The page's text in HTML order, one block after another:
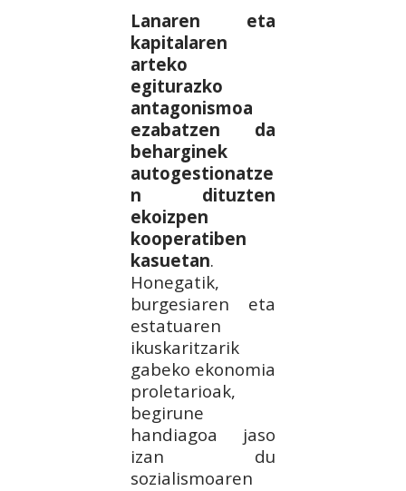
Lanaren eta
kapitalaren
arteko
egiturazko
antagonismoa
ezabatzen da
beharginek
autogestionatze
n dituzten
ekoizpen
kooperatiben
kasuetan.
Honegatik,
burgesiaren eta
estatuaren
ikuskaritzarik
gabeko ekonomia
proletarioak,
begirune
handiagoa jaso
izan du
sozialismoaren